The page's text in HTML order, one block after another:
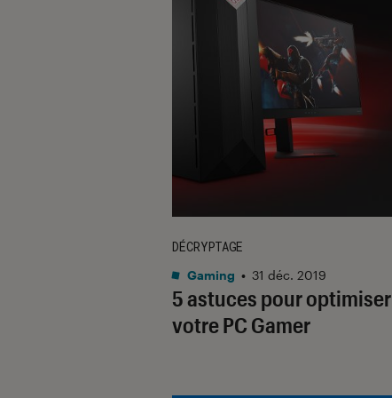
5 astuces pour optimiser
votre PC Gamer
DÉCRYPTAGE
Gaming • 31 déc. 2019